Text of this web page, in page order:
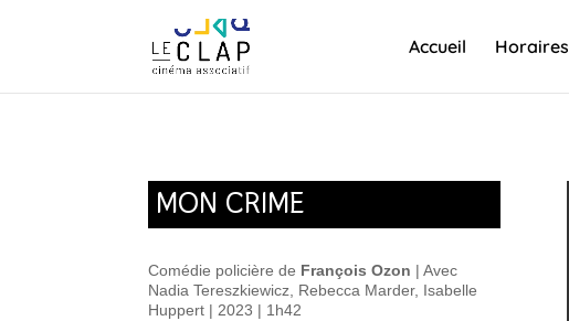
Accueil Horaires
MON CRIME
Comédie policière de François Ozon | Avec
Nadia Tereszkiewicz, Rebecca Marder, Isabelle
Huppert | 2023 | 1h42